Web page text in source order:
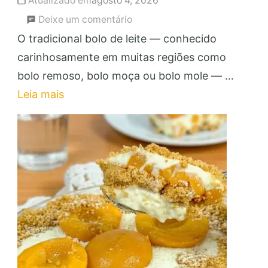
Deixe um comentárioem
Bolo
de
Leite:
e
Venda
Essa
Delícia
para
Lucrar!
O tradicional bolo de leite — conhecido
carinhosamente em muitas regiões como
bolo remoso, bolo moça ou bolo mole — …
Leia mais